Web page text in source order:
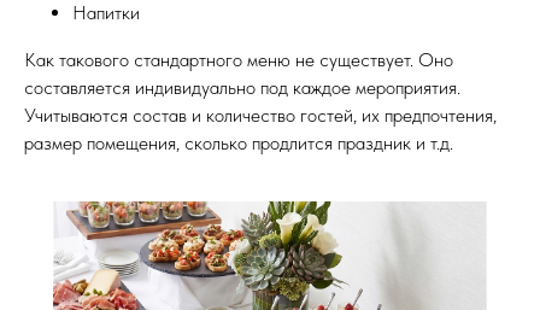
Напитки
Как такового стандартного меню не существует. Оно
составляется индивидуально под каждое мероприятия.
Учитываются состав и количество гостей, их предпочтения,
размер помещения, сколько продлится праздник и т.д.